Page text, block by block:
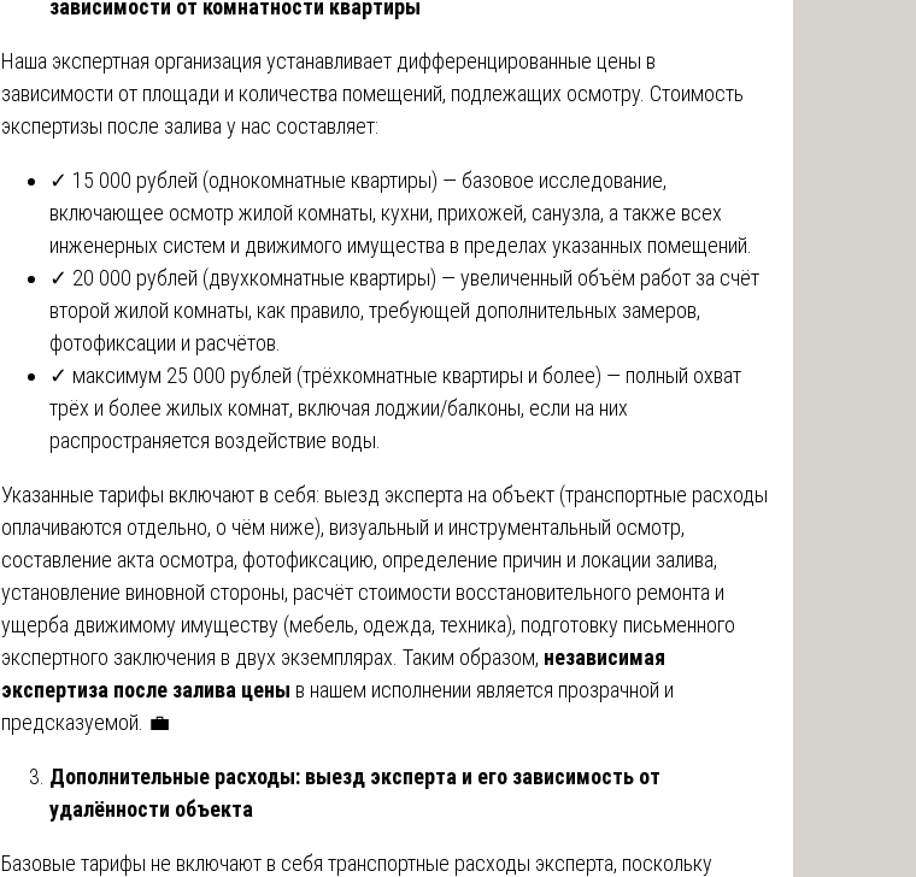
зависимости от комнатности квартиры
Наша экспертная организация устанавливает дифференцированные цены в
зависимости от площади и количества помещений, подлежащих осмотру. Стоимость
экспертизы после залива у нас составляет:
✓ 15 000 рублей (однокомнатные квартиры) — базовое исследование,
включающее осмотр жилой комнаты, кухни, прихожей, санузла, а также всех
инженерных систем и движимого имущества в пределах указанных помещений.
✓ 20 000 рублей (двухкомнатные квартиры) — увеличенный объём работ за счёт
второй жилой комнаты, как правило, требующей дополнительных замеров,
фотофиксации и расчётов.
✓ максимум 25 000 рублей (трёхкомнатные квартиры и более) — полный охват
трёх и более жилых комнат, включая лоджии/балконы, если на них
распространяется воздействие воды.
Указанные тарифы включают в себя: выезд эксперта на объект (транспортные расходы
оплачиваются отдельно, о чём ниже), визуальный и инструментальный осмотр,
составление акта осмотра, фотофиксацию, определение причин и локации залива,
установление виновной стороны, расчёт стоимости восстановительного ремонта и
ущерба движимому имуществу (мебель, одежда, техника), подготовку письменного
экспертного заключения в двух экземплярах. Таким образом, независимая
экспертиза после залива цены в нашем исполнении является прозрачной и
предсказуемой. 💼
Дополнительные расходы: выезд эксперта и его зависимость от
удалённости объекта
Базовые тарифы не включают в себя транспортные расходы эксперта, поскольку